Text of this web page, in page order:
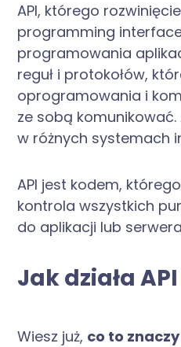
API, którego
programming
programowania
reguł i protokołów,
oprogramowania i
ze sobą komunikować.
w różnych systemach
API jest kodem,
kontrola wszystkich
do aplikacji lub
Jak działa
Wiesz już, co to znaczy